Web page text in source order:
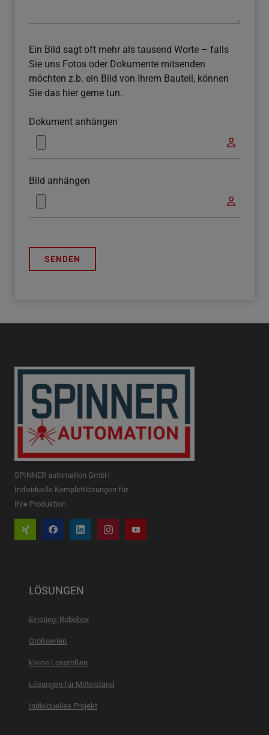
Ein Bild sagt oft mehr als tausend Worte – falls
Sie uns Fotos oder Dokumente mitsenden
möchten z.b. ein Bild von Ihrem Bauteil, können
Sie das hier gerne tun.
Dokument anhängen
Bild anhängen
SENDEN
SPINNER automation GmbH
Individuelle Komplettlösungen für
Ihre Produktion
LÖSUNGEN
Einstieg: Robobox
Großserien
kleine Losgrößen
Lösungen für Mittelstand
Individuelles Projekt